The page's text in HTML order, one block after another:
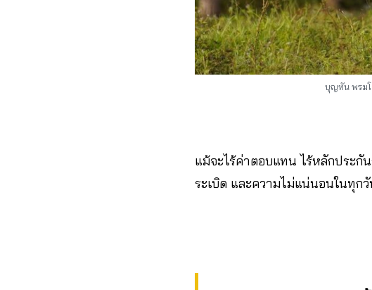
บุญทัน พรมโ
แม้จะไร้ค่าตอบแทน ไร้หลักประกั
ระเบิด และความไม่แน่นอนในทุก